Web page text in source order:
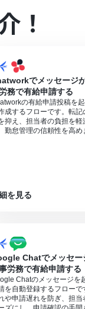
！
でメッセージ
務で有給申請する
の有給申請投稿を
成するフローです。転
抑え、担当者の負担を
勤怠管理の信頼性を高め
を見る
Chatでメッセー
労務で有給申請する
Chatのメッセージを
を自動登録するフロー
や申請遅れを防ぎ、担